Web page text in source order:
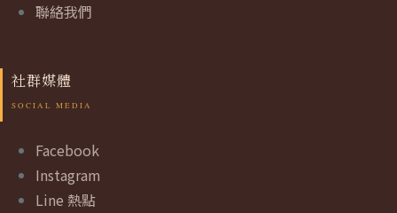
聯絡我們
社群媒體
Facebook
Instagram
Line 熱點